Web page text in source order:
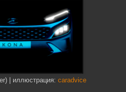
| иллюстрация: caradvice